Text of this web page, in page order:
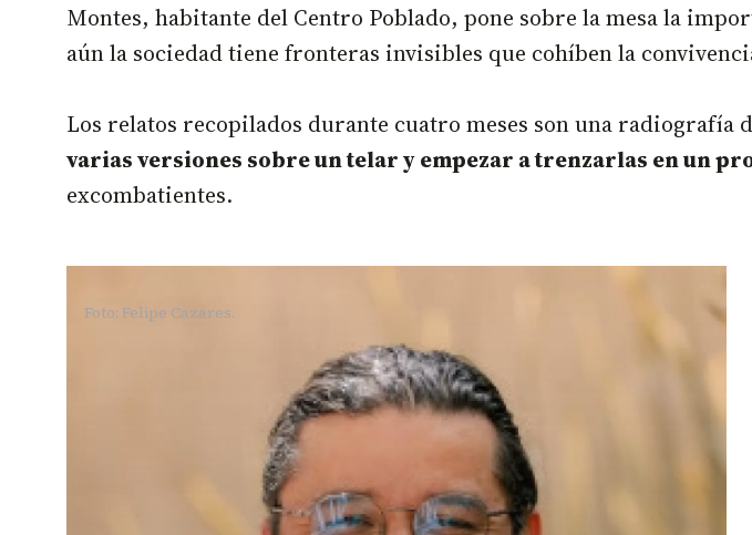
Montes, habitante del Centro Poblado, pone sobre la mesa la
aún la sociedad tiene fronteras invisibles que cohíben la
Los relatos recopilados durante cuatro meses son una radiografía
varias versiones sobre un telar y empezar a trenzarlas en un
excombatientes.
Foto: Felipe Cazares.